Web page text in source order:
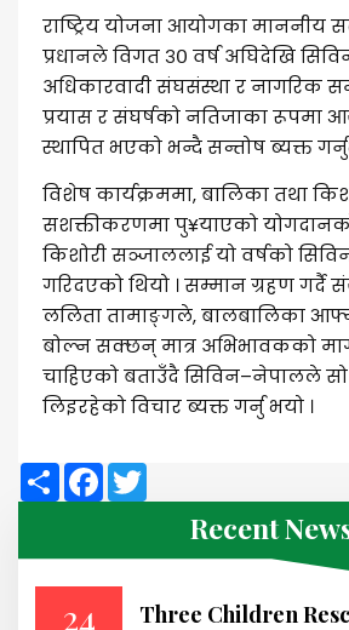
राष्ट्रिय योजना आयोगका माननीय
प्रधानले विगत ३० वर्ष अघिदेखि
अधिकारवादी संघसंस्था र नागरिक
प्रयास र संघर्षको नतिजाका रूपमा
स्थापित भएको भन्दै सन्तोष ब्यक्त
विशेष कार्यक्रममा, बालिका तथा
सशक्तीकरणमा पु¥याएको योगदानको
किशोरी सञ्जाललाई यो वर्षको
गरिदएको थियो । सम्मान ग्रहण गर्दै
ललिता तामाङ्गले, बालबालिका
बोल्न सक्छन् मात्र अभिभावकको
चाहिएको बताउँदै सिविन–नेपालले
लिइरहेको विचार ब्यक्त गर्नु भयो ।
ShareFacebook
Recent
24
Three Children